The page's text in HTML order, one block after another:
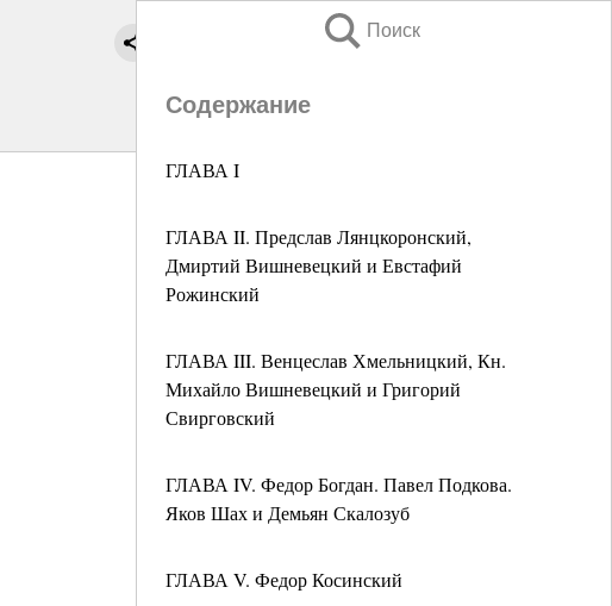
Поиск
Содержание
ГЛАВА I
ГЛАВА II. Предслав Лянцкоронский,
Дмиртий Вишневецкий и Евстафий
Рожинский
ГЛАВА III. Венцеслав Хмельницкий, Кн.
Михайло Вишневецкий и Григорий
Свирговский
ГЛАВА IV. Федор Богдан. Павел Подкова.
Яков Шах и Демьян Скалозуб
ГЛАВА V. Федор Косинский